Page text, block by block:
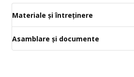
Materiale și întreținere
Asamblare și documente